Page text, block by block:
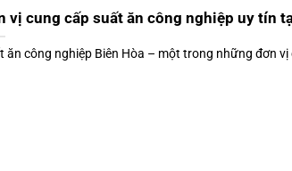
vị cung cấp suất ăn công nghiệp uy tín
ăn công nghiệp Biên Hòa – một trong những đơn vị